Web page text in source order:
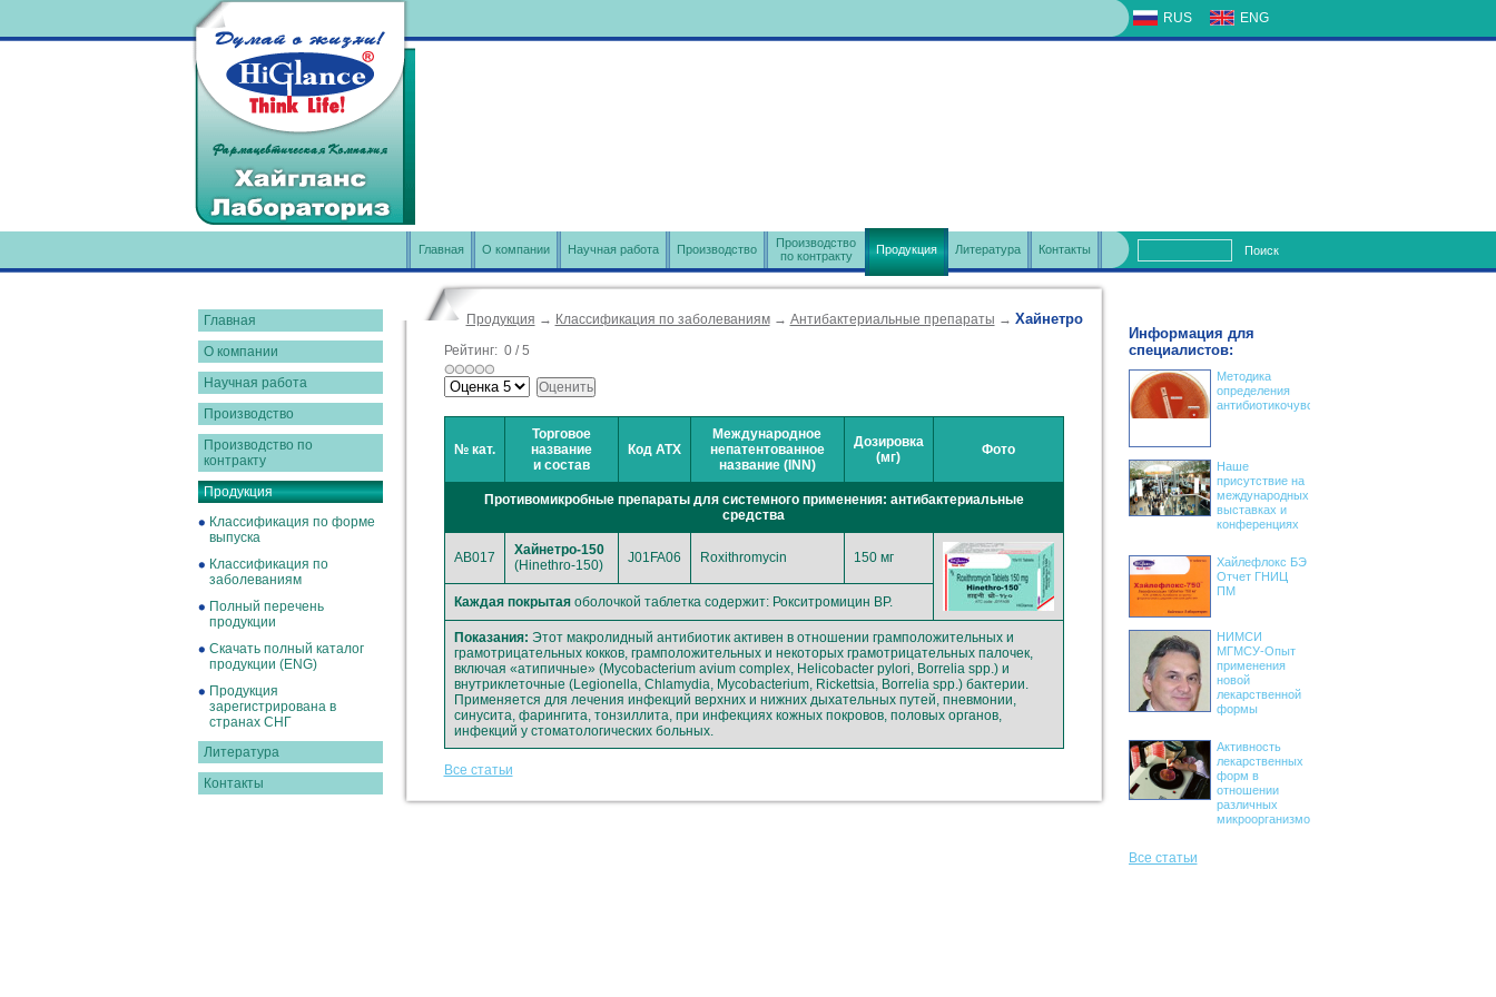
RUS ENG
Главная О компании Научная работа Производство
Производство
по контракту
Продукция Литература Контакты Поиск
Информация для
специалистов:
Методика
определения
антибиотикочувствительности
Наше
присутствие на
международных
выставках и
конференциях
Хайлефлокс БЭ
Отчет ГНИЦ
ПМ
НИМСИ
МГМСУ-Опыт
применения
новой
лекарственной
формы
Активность
лекарственных
форм в
отношении
различных
микроорганизмов
Все статьи
Главная
О компании
Научная работа
Производство
Производство по
контракту
Продукция
Классификация по форме
выпуска
Классификация по
заболеваниям
Полный перечень
продукции
Скачать полный каталог
продукции (ENG)
Продукция
зарегистрирована в
странах СНГ
Литература
Контакты
Продукция → Классификация по заболеваниям → Антибактериальные препараты → Хайнетро
Рейтинг: 0/5
№ кат.
Торговое
название
и состав
Код АТХ
Международное
непатентованное
название (INN)
Дозировка
(мг)
Фото
Противомикробные препараты для системного применения: антибактериальные
средства
AB017
Хайнетро-150
(Hinethro-150)
J01FA06 Roxithromycin 150 мг
Каждая покрытаяоболочкой таблетка содержит: Рокситромицин BP.
Показания: Этот макролидный антибиотик активен в отношении грамположительных и
грамотрицательных кокков, грамположительных и некоторых грамотрицательных палочек,
включая «атипичные» (Mycobacterium avium complex, Helicobacter pylori, Borrelia spp.) и
внутриклеточные (Legionella, Chlamydia, Mycobacterium, Rickettsia, Borrelia spp.) бактерии.
Применяется для лечения инфекций верхних и нижних дыхательных путей, пневмонии,
синусита, фарингита, тонзиллита, при инфекциях кожных покровов, половых органов,
инфекций у стоматологических больных.
Все статьи